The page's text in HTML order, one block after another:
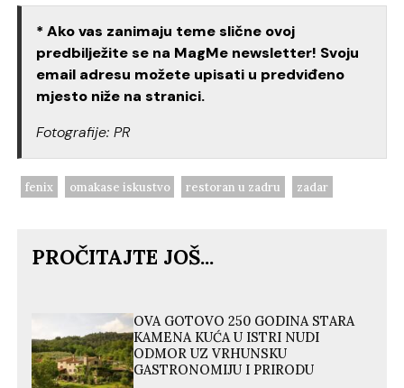
* Ako vas zanimaju teme slične ovoj
predbilježite se na MagMe newsletter! Svoju
email adresu možete upisati u predviđeno
mjesto niže na stranici.
Fotografije: PR
fenix omakase iskustvo restoran u zadru zadar
PROČITAJTE JOŠ...
OVA GOTOVO 250 GODINA STARA
KAMENA KUĆA U ISTRI NUDI
ODMOR UZ VRHUNSKU
GASTRONOMIJU I PRIRODU